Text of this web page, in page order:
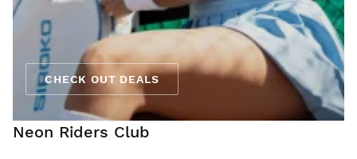
CHECK OUT DEALS
Neon Riders Club